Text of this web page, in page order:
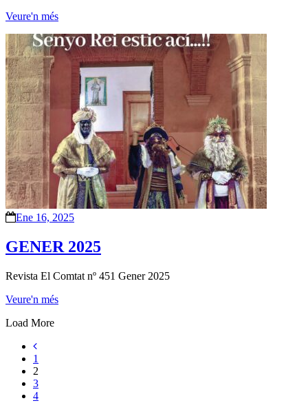
Veure'n més
Ene 16, 2025
GENER 2025
Revista El Comtat nº 451 Gener 2025
Veure'n més
Load More
1
2
3
4